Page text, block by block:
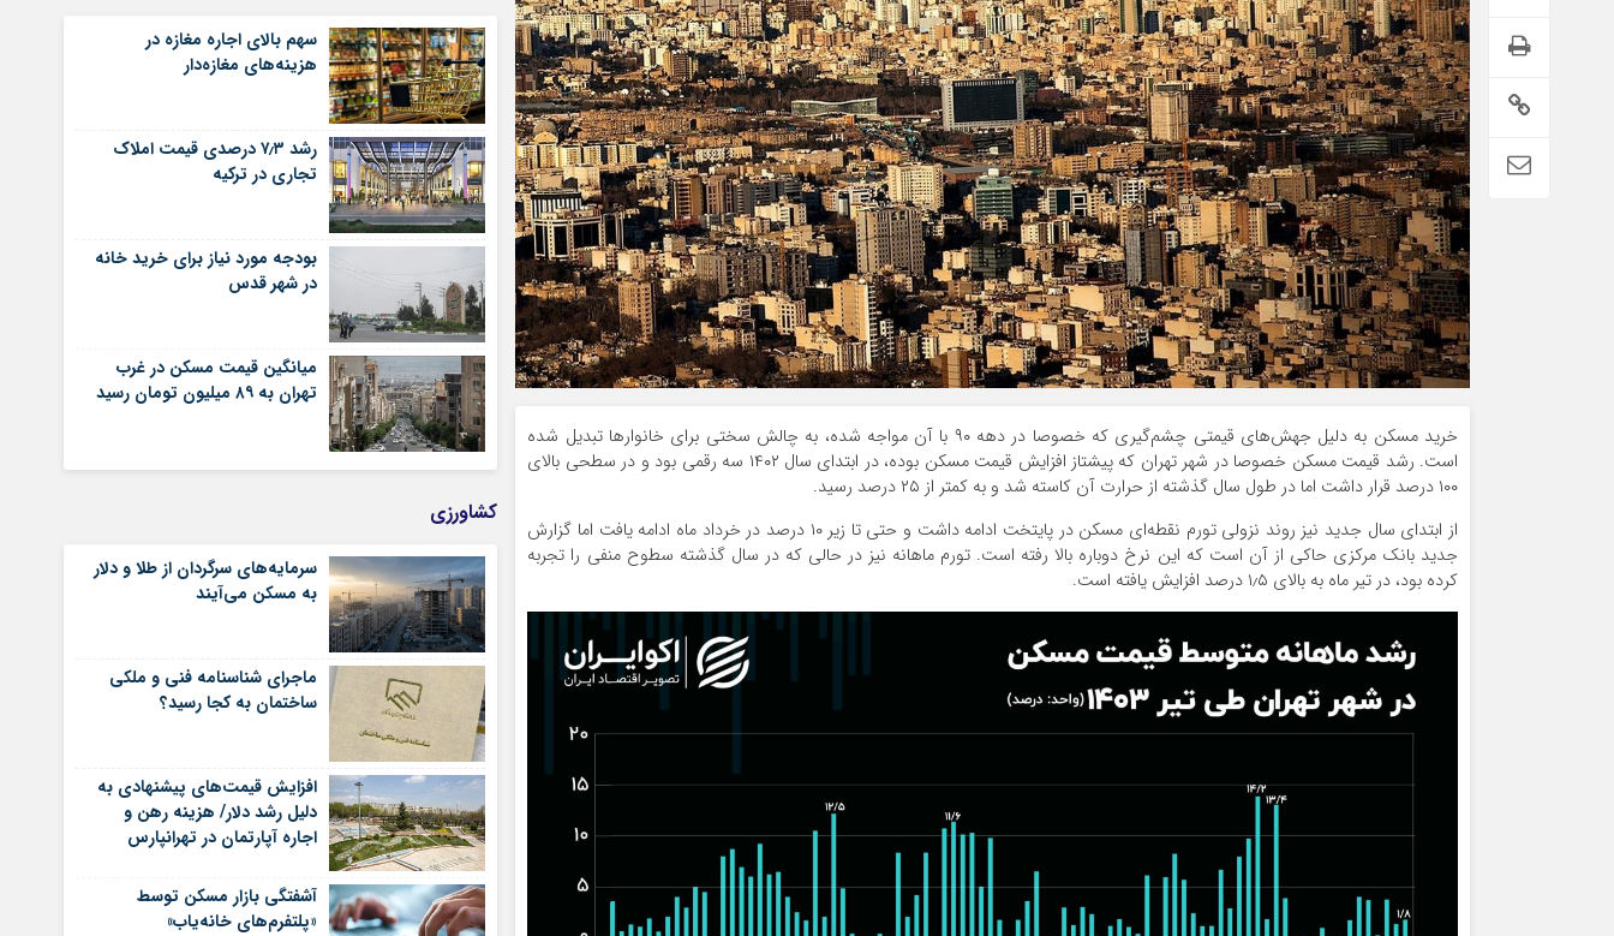
خرید مسکن به دلیل جهش‌های قیمتی چشم‌گیری که خصوصا در دهه ۹۰ با آن مواجه شده، به چالش سختی برای خانوارها تبدیل شده
است. رشد قیمت مسکن خصوصا در شهر تهران که پیشتاز افزایش قیمت مسکن بوده، در ابتدای سال ۱۴۰۲ سه رقمی بود و در سطحی بالای
۱۰۰ درصد قرار داشت اما در طول سال گذشته از حرارت آن کاسته شد و به کمتر از ۲۵ درصد رسید.
از ابتدای سال جدید نیز روند نزولی تورم نقطه‌ای مسکن در پایتخت ادامه داشت و حتی تا زیر ۱۰ درصد در خرداد ماه ادامه یافت اما گزارش
جدید بانک مرکزی حاکی از آن است که این نرخ دوباره بالا رفته است. تورم ماهانه نیز در حالی که در سال گذشته سطوح منفی را تجربه
کرده بود، در تیر ماه به بالای ۱٫۵ درصد افزایش یافته است.
سهم بالای اجاره‌‌ مغازه در
هزینه‌‌های مغازه‌‌دار
رشد ۷٫۳ درصدی قیمت‌ املاک
تجاری در ترکیه
بودجه مورد نیاز برای خرید خانه
در شهر قدس
میانگین قیمت مسکن در غرب
تهران به ۸۹ میلیون تومان رسید
کشاورزی
سرمایه‌های سرگردان از طلا و دلار
به مسکن می‌آیند
ماجرای شناسنامه‌ فنی و ملکی
ساختمان به کجا رسید؟
افزایش قیمت‌های پیشنهادی به
دلیل رشد دلار/ هزینه رهن و
اجاره آپارتمان در تهرانپارس
آشفتگی بازار مسکن توسط
«پلتفرم‌های خانه‌یاب»